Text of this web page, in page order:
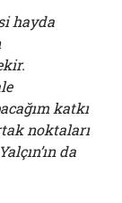
hayda
katkı
noktaları
da